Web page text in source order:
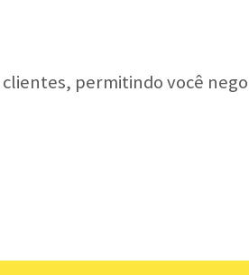
permitindo você